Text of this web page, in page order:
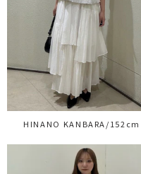
HINANO KANBARA/152cm